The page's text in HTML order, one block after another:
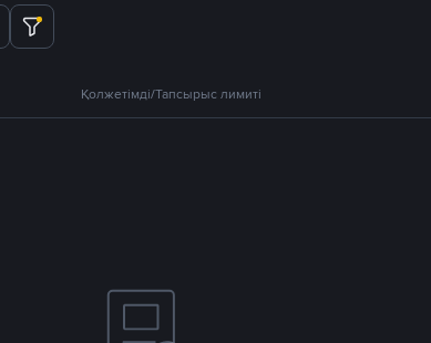
Қолжетімді/Тапсырыс лимиті